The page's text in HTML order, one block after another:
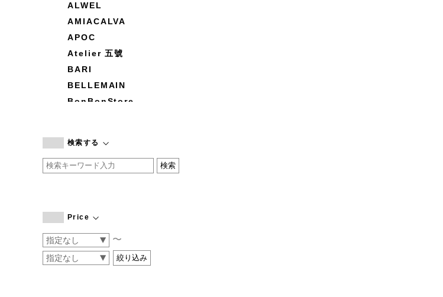
ALWEL
AMIACALVA
APOC
Atelier 五號
BARI
BELLEMAIN
BonBonStore
by basics
CATWORTH
COGTHEBIGSMOKE
CONVERSE
DEAN & DELUCA
検索する
Price
〜